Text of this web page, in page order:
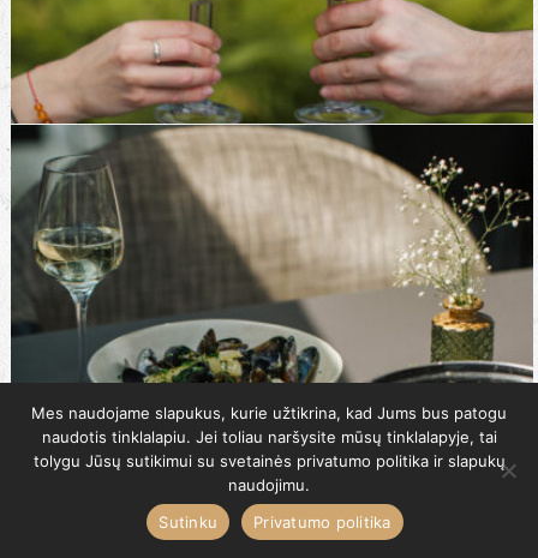
Mes naudojame slapukus, kurie užtikrina, kad Jums bus patogu
naudotis tinklalapiu. Jei toliau naršysite mūsų tinklalapyje, tai
tolygu Jūsų sutikimui su svetainės privatumo politika ir slapukų
naudojimu.
Sutinku
Privatumo politika